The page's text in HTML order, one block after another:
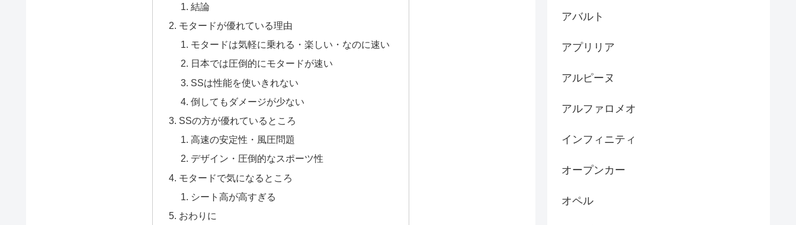
結論
モタードが優れている理由
モタードは気軽に乗れる・楽しい・なのに速い
日本では圧倒的にモタードが速い
SSは性能を使いきれない
倒してもダメージが少ない
SSの方が優れているところ
高速の安定性・風圧問題
デザイン・圧倒的なスポーツ性
モタードで気になるところ
シート高が高すぎる
おわりに
アバルト
アプリリア
アルピーヌ
アルファロメオ
インフィニティ
オープンカー
オペル